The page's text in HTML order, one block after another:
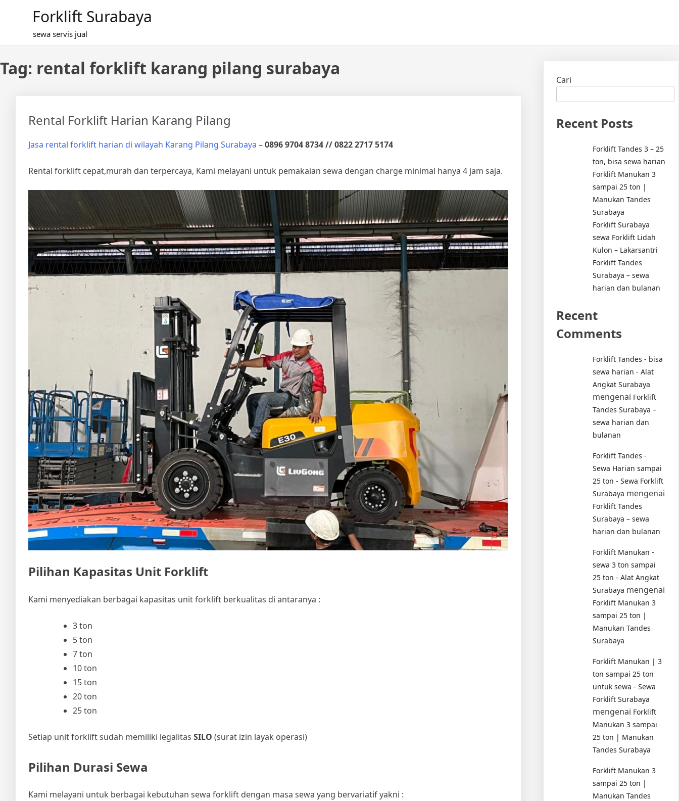
Forklift Surabaya
sewa servis jual
Tag: rental forklift karang pilang surabaya
Rental Forklift Harian Karang Pilang
Jasa rental forklift harian di wilayah Karang Pilang Surabaya –0896 9704 8734 // 0822 2717 5174
Rental forklift cepat,murah dan terpercaya, Kami melayani untuk pemakaian sewa dengan charge minimal hanya 4 jam saja.
Pilihan Kapasitas Unit Forklift
Kami menyediakan berbagai kapasitas unit forklift berkualitas di antaranya :
3 ton
5 ton
7 ton
10 ton
15 ton
20 ton
25 ton
Setiap unit forklift sudah memiliki legalitas SILO (surat izin layak operasi)
Pilihan Durasi Sewa
Kami melayani untuk berbagai kebutuhan sewa forklift dengan masa sewa yang bervariatif yakni :
Cari
Recent Posts
Forklift Tandes 3 – 25
ton, bisa sewa harian
Forklift Manukan 3
sampai 25 ton |
Manukan Tandes
Surabaya
Forklift Surabaya
sewa Forklift Lidah
Kulon – Lakarsantri
Forklift Tandes
Surabaya – sewa
harian dan bulanan
Recent
Comments
Forklift Tandes - bisa
sewa harian - Alat
Angkat Surabaya
mengenai Forklift
Tandes Surabaya –
sewa harian dan
bulanan
Forklift Tandes -
Sewa Harian sampai
25 ton - Sewa Forklift
Surabaya mengenai
Forklift Tandes
Surabaya – sewa
harian dan bulanan
Forklift Manukan -
sewa 3 ton sampai
25 ton - Alat Angkat
Surabaya mengenai
Forklift Manukan 3
sampai 25 ton |
Manukan Tandes
Surabaya
Forklift Manukan | 3
ton sampai 25 ton
untuk sewa - Sewa
Forklift Surabaya
mengenai Forklift
Manukan 3 sampai
25 ton | Manukan
Tandes Surabaya
Forklift Manukan 3
sampai 25 ton |
Manukan Tandes